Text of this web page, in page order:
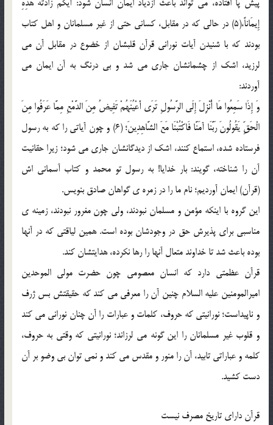
إِیمَاناً،‌(5) در حالی که در مقابل، کسانی حتی از غیر مسلمانان و اهل کتاب
بودند که با شنیدن آیات نورانی قرآن قلبشان از خضوع در مقابل آن می
لرزید، اشک از چشمانشان جاری می شد و بی درنگ به آن ایمان می
آوردند:
وَ إِذَا سَمِعُوا مَا أُنْزِلَ إِلَى الرَّسُولِ تَرَى أَعْیُنَهُمْ تَفِیضُ مِنَ الدَّمْعِ مِمَّا عَرَفُوا مِنَ
الْحَقِّ یَقُولُونَ رَبَّنَا آمَنَّا فَاکْتُبْنَا مَعَ الشَّاهِدِینَ‌؛ (6) و چون آیاتی را که به رسول
فرستاده شده، استماع کنند، اشک از دیدگانشان جاری می شود؛ زیرا حقانیت
آن را شناخته، گویند: بار خدایا! به رسول تو محمد و کتاب آسمانی اش
(قرآن) ایمان آوردیم؛ نام ما را در زمره ی گواهان صادق بنویس.
این گروه با اینکه مؤمن و مسلمان نبودند، ولی چون مغرور نبودند، زمینه ی
مناسبی برای پذیرش حق در وجودشان بوده است. همین لیاقتی که در آنها
بوده باعث شد تا خداوند متعال آنها را رها نکرده، هدایتشان کند.
قرآن عظمتی دارد که انسان معصومی چون حضرت مولی الموحدین
امیرالمومنین علیه السلام چنین آن را معرفی می کند که حقیقتش بس ژرف
و ناپیداست؛ نورانیتی که حروف، کلمات و عبارات را آن چنان نورانی می کند
و قلوب غیر مسلمانان را این گونه می لرزاند؛ نورانیتی که وقتی به حروف،
کلمه و عباراتی تابید، آن را منور و مقدس می کند و نمی توان بی وضو بر آن
دست کشید.
قرآن دارای تاریخ مصرف نیست